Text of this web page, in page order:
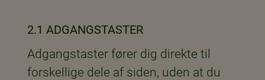
2.1 ADGANGSTASTER
Adgangstaster fører dig direkte til
forskellige dele af siden, uden at du